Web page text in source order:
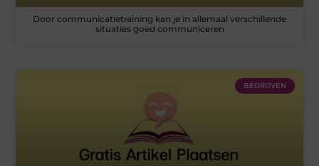
Door communicatietraining kan je in allemaal verschillende
situaties goed communiceren
BEDRIJVEN